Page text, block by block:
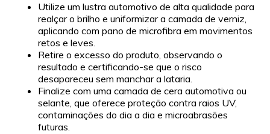
Utilize um lustra automotivo de alta qualidade para
realçar o brilho e uniformizar a camada de verniz,
aplicando com pano de microfibra em movimentos
retos e leves.
Retire o excesso do produto, observando o
resultado e certificando-se que o risco
desapareceu sem manchar a lataria.
Finalize com uma camada de cera automotiva ou
selante, que oferece proteção contra raios UV,
contaminações do dia a dia e microabrasões
futuras.